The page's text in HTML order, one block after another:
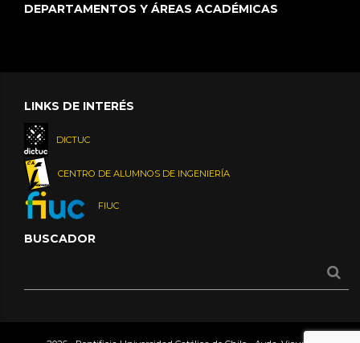
DEPARTAMENTOS Y ÁREAS ACADÉMICAS
LINKS DE INTERÉS
DICTUC
CENTRO DE ALUMNOS DE INGENIERÍA
FIUC
BUSCADOR